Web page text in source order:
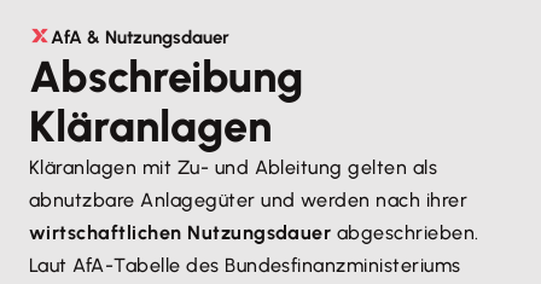
AfA & Nutzungsdauer
Abschreibung
Kläranlagen
Kläranlagen mit Zu- und Ableitung gelten als
abnutzbare Anlagegüter und werden nach ihrer
wirtschaftlichen Nutzungsdauer abgeschrieben.
Laut AfA-Tabelle des Bundesfinanzministeriums